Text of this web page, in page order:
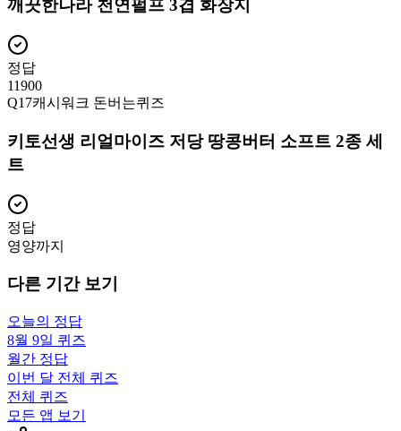
깨끗한나라 천연펄프 3겹 화장지
정답
11900
Q17캐시워크 돈버는퀴즈
키토선생 리얼마이즈 저당 땅콩버터 소프트 2종 세
트
정답
영양까지
다른 기간 보기
오늘의 정답
8월 9일 퀴즈
월간 정답
이번 달 전체 퀴즈
전체 퀴즈
모든 앱 보기